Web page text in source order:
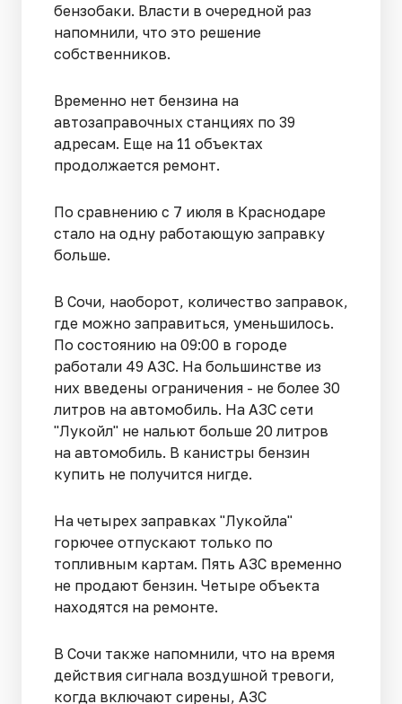
бензобаки. Власти в очередной раз
напомнили, что это решение
собственников.
Временно нет бензина на
автозаправочных станциях по 39
адресам. Еще на 11 объектах
продолжается ремонт.
По сравнению с 7 июля в Краснодаре
стало на одну работающую заправку
больше.
В Сочи, наоборот, количество заправок,
где можно заправиться, уменьшилось.
По состоянию на 09:00 в городе
работали 49 АЗС. На большинстве из
них введены ограничения - не более 30
литров на автомобиль. На АЗС сети
"Лукойл" не нальют больше 20 литров
на автомобиль. В канистры бензин
купить не получится нигде.
На четырех заправках "Лукойла"
горючее отпускают только по
топливным картам. Пять АЗС временно
не продают бензин. Четыре объекта
находятся на ремонте.
В Сочи также напомнили, что на время
действия сигнала воздушной тревоги,
когда включают сирены, АЗС